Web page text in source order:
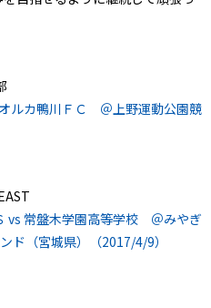
ルカ鴨川ＦＣ ＠上野運動公園競
vs 常盤木学園高等学校 ＠みやぎ
ド（宮城県）（2017/4/9）